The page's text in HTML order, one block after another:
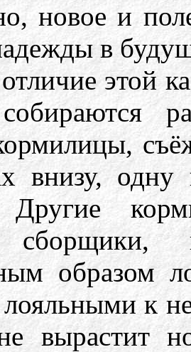
новое и
в
этой
внизу,
Другие
сборщики,
образом
лояльными к
вырастит